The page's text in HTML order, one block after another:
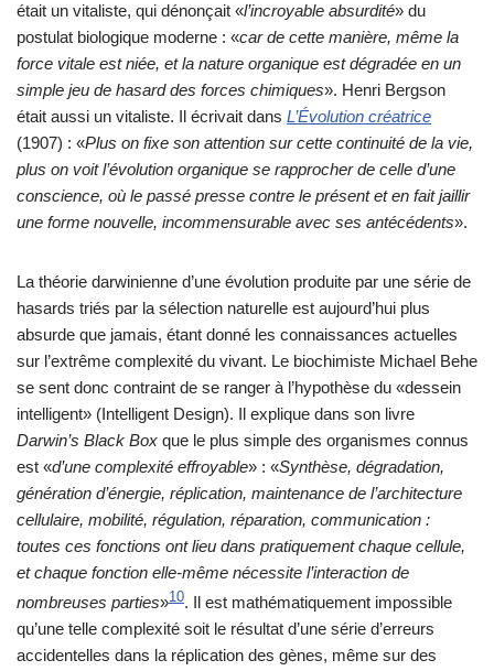
était un vitaliste, qui dénonçait «l’incroyable absurdité» du
postulat biologique moderne : «car de cette manière, même la
force vitale est niée, et la nature organique est dégradée en un
simple jeu de hasard des forces chimiques». Henri Bergson
était aussi un vitaliste. Il écrivait dans L’Évolution créatrice
(1907) : «Plus on fixe son attention sur cette continuité de la vie,
plus on voit l’évolution organique se rapprocher de celle d’une
conscience, où le passé presse contre le présent et en fait jaillir
une forme nouvelle, incommensurable avec ses antécédents».
La théorie darwinienne d’une évolution produite par une série de
hasards triés par la sélection naturelle est aujourd’hui plus
absurde que jamais, étant donné les connaissances actuelles
sur l’extrême complexité du vivant. Le biochimiste Michael Behe
se sent donc contraint de se ranger à l’hypothèse du «dessein
intelligent» (Intelligent Design). Il explique dans son livre
Darwin’s Black Box que le plus simple des organismes connus
est «d’une complexité effroyable» : «Synthèse, dégradation,
génération d’énergie, réplication, maintenance de l’architecture
cellulaire, mobilité, régulation, réparation, communication :
toutes ces fonctions ont lieu dans pratiquement chaque cellule,
et chaque fonction elle-même nécessite l’interaction de
nombreuses parties»10. Il est mathématiquement impossible
qu’une telle complexité soit le résultat d’une série d’erreurs
accidentelles dans la réplication des gènes, même sur des